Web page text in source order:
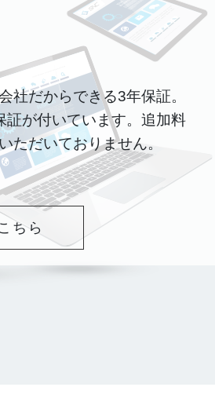
社だからできる3年保証。
証が付いています。追加料
ただいておりません。
ちら